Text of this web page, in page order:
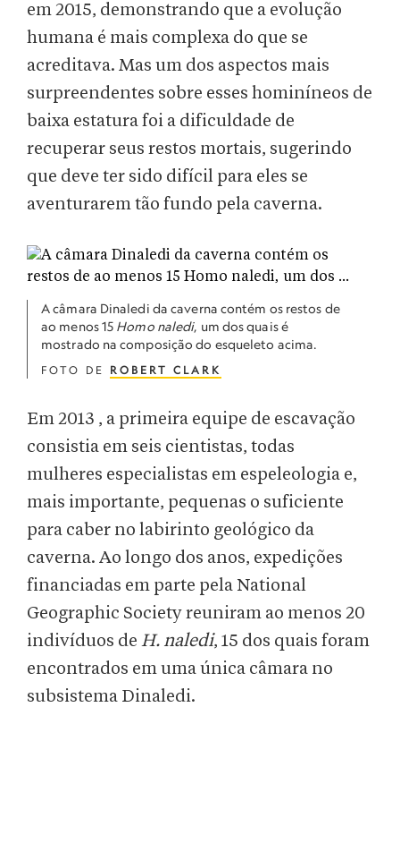
em 2015, demonstrando que a evolução
humana é mais complexa do que se
acreditava. Mas um dos aspectos mais
surpreendentes sobre esses hominíneos de
baixa estatura foi a dificuldade de
recuperar seus restos mortais, sugerindo
que deve ter sido difícil para eles se
aventurarem tão fundo pela caverna.
A câmara Dinaledi da caverna contém os restos de
ao menos 15 Homo naledi, um dos quais é
mostrado na composição do esqueleto acima.
FOTO DE ROBERT CLARK
Em 2013 , a primeira equipe de escavação
consistia em seis cientistas, todas
mulheres especialistas em espeleologia e,
mais importante, pequenas o suficiente
para caber no labirinto geológico da
caverna. Ao longo dos anos, expedições
financiadas em parte pela National
Geographic Society reuniram ao menos 20
indivíduos de H. naledi, 15 dos quais foram
encontrados em uma única câmara no
subsistema Dinaledi.